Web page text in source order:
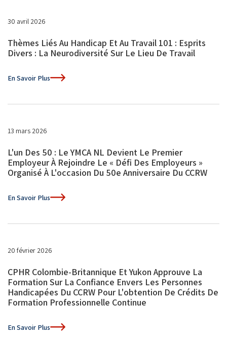
30 avril 2026
Thèmes Liés Au Handicap Et Au Travail 101 : Esprits
Divers : La Neurodiversité Sur Le Lieu De Travail
En Savoir Plus
13 mars 2026
L'un Des 50 : Le YMCA NL Devient Le Premier
Employeur À Rejoindre Le « Défi Des Employeurs »
Organisé À L'occasion Du 50e Anniversaire Du CCRW
En Savoir Plus
20 février 2026
CPHR Colombie-Britannique Et Yukon Approuve La
Formation Sur La Confiance Envers Les Personnes
Handicapées Du CCRW Pour L'obtention De Crédits De
Formation Professionnelle Continue
En Savoir Plus